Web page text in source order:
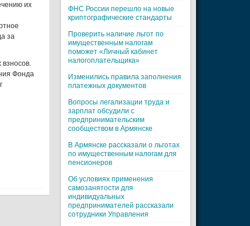
их
за
взносов.
Фонда
ФНС России перешло на новые
криптографические стандарты
Проверить наличие льгот по
имущественным налогам
поможет «Личный кабинет
налогоплательщика»
Изменились правила заполнения
платежных документов
Вопросы легализации труда и
зарплат обсудили с
предпринимательским
сообществом в Армянске
В Армянске рассказали о льготах
по имущественным налогам для
пенсионеров
Об условиях применения
самозанятости для
индивидуальных
предпринимателей рассказали
сотрудники Управления